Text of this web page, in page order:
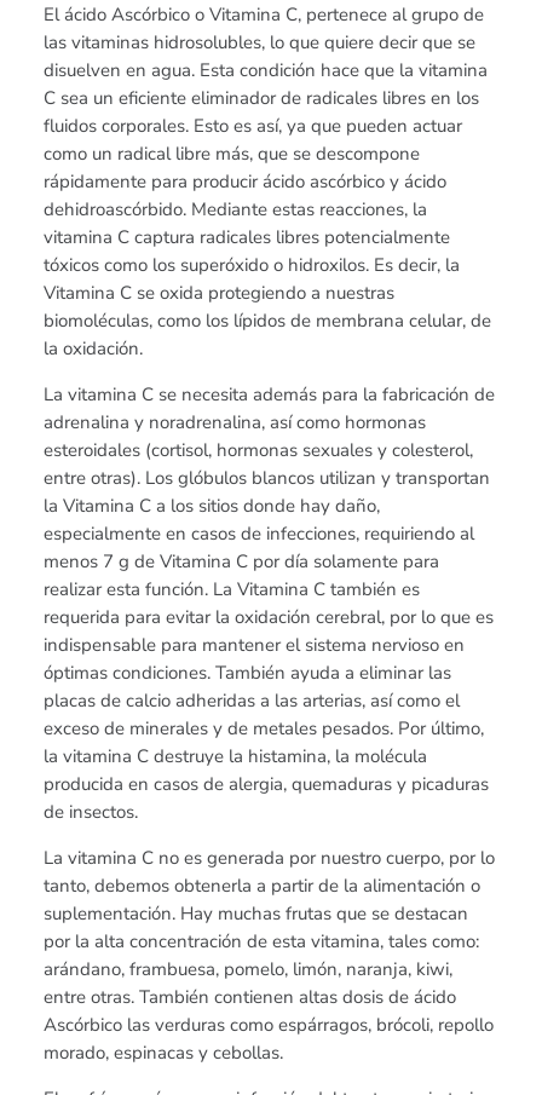
El ácido Ascórbico o Vitamina C, pertenece al grupo de
las vitaminas hidrosolubles, lo que quiere decir que se
disuelven en agua. Esta condición hace que la vitamina
C sea un eficiente eliminador de radicales libres en los
fluidos corporales. Esto es así, ya que pueden actuar
como un radical libre más, que se descompone
rápidamente para producir ácido ascórbico y ácido
dehidroascórbido. Mediante estas reacciones, la
vitamina C captura radicales libres potencialmente
tóxicos como los superóxido o hidroxilos. Es decir, la
Vitamina C se oxida protegiendo a nuestras
biomoléculas, como los lípidos de membrana celular, de
la oxidación.
La vitamina C se necesita además para la fabricación de
adrenalina y noradrenalina, así como hormonas
esteroidales (cortisol, hormonas sexuales y colesterol,
entre otras). Los glóbulos blancos utilizan y transportan
la Vitamina C a los sitios donde hay daño,
especialmente en casos de infecciones, requiriendo al
menos 7 g de Vitamina C por día solamente para
realizar esta función. La Vitamina C también es
requerida para evitar la oxidación cerebral, por lo que es
indispensable para mantener el sistema nervioso en
óptimas condiciones. También ayuda a eliminar las
placas de calcio adheridas a las arterias, así como el
exceso de minerales y de metales pesados. Por último,
la vitamina C destruye la histamina, la molécula
producida en casos de alergia, quemaduras y picaduras
de insectos.
La vitamina C no es generada por nuestro cuerpo, por lo
tanto, debemos obtenerla a partir de la alimentación o
suplementación. Hay muchas frutas que se destacan
por la alta concentración de esta vitamina, tales como:
arándano, frambuesa, pomelo, limón, naranja, kiwi,
entre otras. También contienen altas dosis de ácido
Ascórbico las verduras como espárragos, brócoli, repollo
morado, espinacas y cebollas.